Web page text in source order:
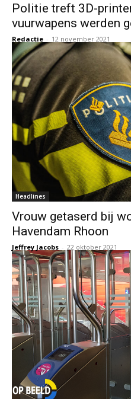
Politie treft 3D-
vuurwapens werden
Redactie - 12 november 2021
Headlines
Vrouw getaserd bij
Havendam Rhoon
Jeffrey Jacobs - 22 oktober 2021